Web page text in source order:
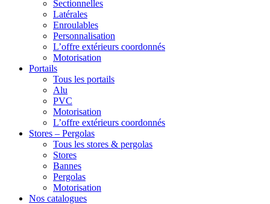
Sectionnelles
Latérales
Enroulables
Personnalisation
L’offre extérieurs coordonnés
Motorisation
Portails
Tous les portails
Alu
PVC
Motorisation
L’offre extérieurs coordonnés
Stores – Pergolas
Tous les stores & pergolas
Stores
Bannes
Pergolas
Motorisation
Nos catalogues